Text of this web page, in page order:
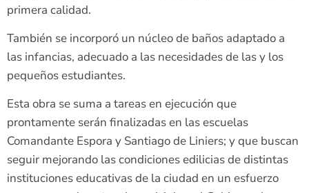
primera calidad.
También se incorporó un núcleo de baños adaptado a
las infancias, adecuado a las necesidades de las y los
pequeños estudiantes.
Esta obra se suma a tareas en ejecución que
prontamente serán finalizadas en las escuelas
Comandante Espora y Santiago de Liniers; y que buscan
seguir mejorando las condiciones edilicias de distintas
instituciones educativas de la ciudad en un esfuerzo